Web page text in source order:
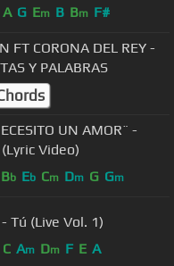
A G Em B Bm F#
FT CORONA DEL REY -
Y PALABRAS
UN AMOR¨ -
Video)
Bb Eb Cm Dm G Gm
Tú (Live Vol. 1)
C Am Dm F E A